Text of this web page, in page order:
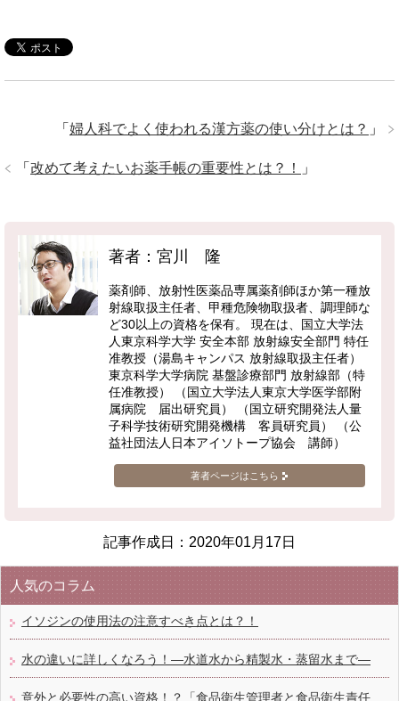
「 婦人科でよく使われる漢方薬の使い分けとは？ 」
「 改めて考えたいお薬手帳の重要性とは？！ 」
著者：宮川 隆
薬剤師、放射性医薬品専属薬剤師ほか第一種放
射線取扱主任者、甲種危険物取扱者、調理師な
ど30以上の資格を保有。 現在は、国立大学法
人東京科学大学 安全本部 放射線安全部門 特任
准教授（湯島キャンパス 放射線取扱主任者）
東京科学大学病院 基盤診療部門 放射線部（特
任准教授） （国立大学法人東京大学医学部附
属病院 届出研究員） （国立研究開発法人量
子科学技術研究開発機構 客員研究員） （公
益社団法人日本アイソトープ協会 講師）
著者ページはこちら
記事作成日： 2020年01月17日
人気のコラム
イソジンの使用法の注意すべき点とは？！
水の違いに詳しくなろう！―水道水から精製水・蒸留水まで―
意外と必要性の高い資格！？「食品衛生管理者と食品衛生責任